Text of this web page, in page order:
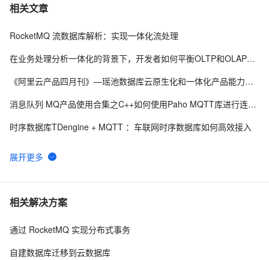
相关文章
RocketMQ 流数据库解析：实现一体化流处理
在业务处理分析一体化的背景下，开发者如何平衡OLTP和OLAP数据库的技术需求与选型？
《阿里云产品四月刊》—瑶池数据库云原生化和一体化产品能力升级
消息队列 MQ产品使用合集之C++如何使用Paho MQTT库进行连接、发布和订阅消息
时序数据库TDengine + MQTT ：车联网时序数据库如何高效接入
云原生一体化数据库技术是一个具有潜力的领域
相关解决方案
通过 RocketMQ 实现分布式事务
自建数据库迁移到云数据库